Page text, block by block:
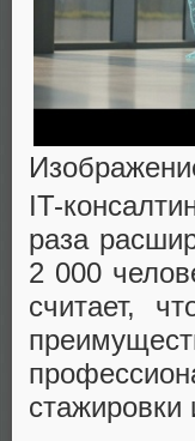
IT-
раза
2 000
считает,
стажировки